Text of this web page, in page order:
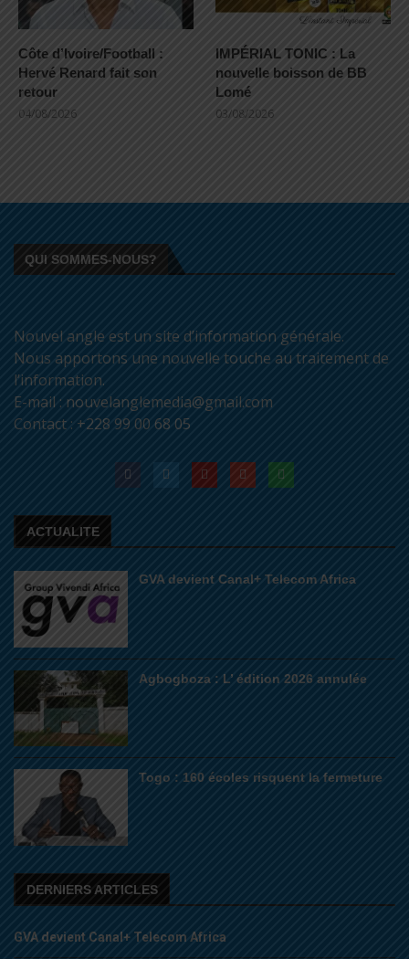
Côte d’Ivoire/Football :
Hervé Renard fait son
retour
04/08/2026
IMPÉRIAL TONIC : La
nouvelle boisson de BB
Lomé
03/08/2026
QUI SOMMES-NOUS?
Nouvel angle est un site d’information générale.
Nous apportons une nouvelle touche au traitement de
l’information.
E-mail : nouvelanglemedia@gmail.com
Contact : +228 99 00 68 05
ACTUALITE
GVA devient Canal+ Telecom Africa
Agbogboza : L’ édition 2026 annulée
Togo : 160 écoles risquent la fermeture
DERNIERS ARTICLES
GVA devient Canal+ Telecom Africa